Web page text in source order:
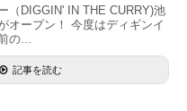
（DIGGIN' IN THE CURRY)池
オープン！ 今度はディギンイ
の...
記事を読む